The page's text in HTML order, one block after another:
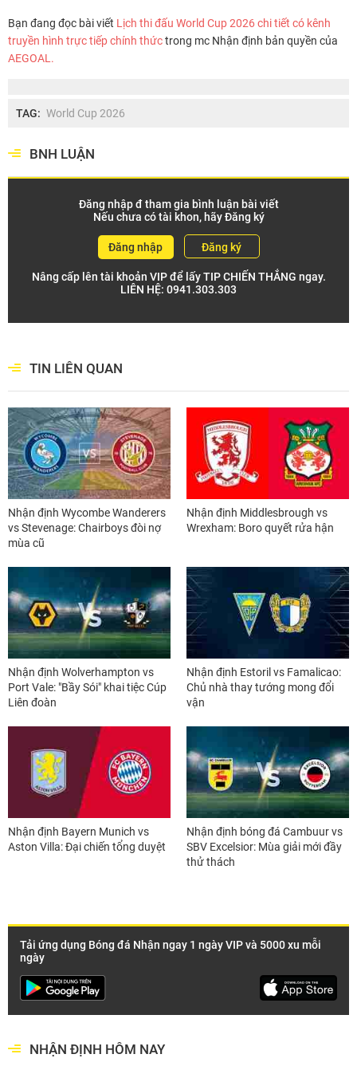
Bạn đang đọc bài viết Lịch thi đấu World Cup 2026 chi tiết có kênh
truyền hình trực tiếp chính thứctrong mc Nhận định bản quyền của
AEGOAL.
TAG: World Cup 2026
BNH LUẬN
Đăng nhập đ tham gia bình luận bài viết
Nếu chưa có tài khon, hãy Đăng ký
Đăng nhập Đăng ký
Nâng cấp lên tài khoản VIP để lấy TIP CHIẾN THẮNG ngay.
LIÊN HỆ: 0941.303.303
TIN LIÊN QUAN
Nhận định Wycombe Wanderers
vs Stevenage: Chairboys đòi nợ
mùa cũ
Nhận định Middlesbrough vs
Wrexham: Boro quyết rửa hận
Nhận định Wolverhampton vs
Port Vale: "Bầy Sói" khai tiệc Cúp
Liên đoàn
Nhận định Estoril vs Famalicao:
Chủ nhà thay tướng mong đổi
vận
Nhận định Bayern Munich vs
Aston Villa: Đại chiến tổng duyệt
Nhận định bóng đá Cambuur vs
SBV Excelsior: Mùa giải mới đầy
thử thách
Tải ứng dụng Bóng đá Nhận ngay 1 ngày VIP và 5000 xu mỗi
ngày
NHẬN ĐỊNH HÔM NAY